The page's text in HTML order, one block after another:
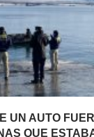
UN AUTO
QUE